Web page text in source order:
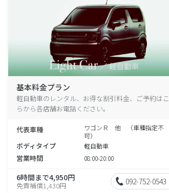
基本料金プラン
軽自動車のレンタル、お得な割引料金、ご予約は
らから各店舗お電話ください。
代表車種
ワゴンＲ 他 （車種指定不
可）
ボディタイプ 軽自動車
営業時間 08:00-20:00
6時間まで4,950円
免責補償1,430円 092-752-0543